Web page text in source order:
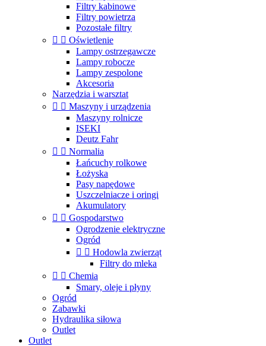
Filtry kabinowe
Filtry powietrza
Pozostałe filtry
  Oświetlenie
Lampy ostrzegawcze
Lampy robocze
Lampy zespolone
Akcesoria
Narzędzia i warsztat
  Maszyny i urządzenia
Maszyny rolnicze
ISEKI
Deutz Fahr
  Normalia
Łańcuchy rolkowe
Łożyska
Pasy napędowe
Uszczelniacze i oringi
Akumulatory
  Gospodarstwo
Ogrodzenie elektryczne
Ogród
  Hodowla zwierząt
Filtry do mleka
  Chemia
Smary, oleje i płyny
Ogród
Zabawki
Hydraulika siłowa
Outlet
Outlet